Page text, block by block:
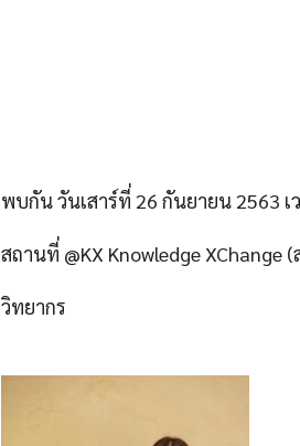
พบกัน วันเสาร์ที่ 26 กันยายน 2563 เ
สถานที่ @KX Knowledge
วิทยากร